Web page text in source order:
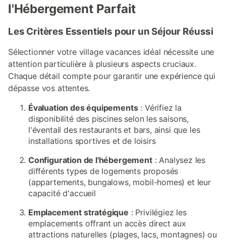
l'Hébergement Parfait
Les Critères Essentiels pour un Séjour Réussi
Sélectionner votre village vacances idéal nécessite une
attention particulière à plusieurs aspects cruciaux.
Chaque détail compte pour garantir une expérience qui
dépasse vos attentes.
Évaluation des équipements: Vérifiez la
disponibilité des piscines selon les saisons,
l'éventail des restaurants et bars, ainsi que les
installations sportives et de loisirs
Configuration de l'hébergement: Analysez les
différents types de logements proposés
(appartements, bungalows, mobil-homes) et leur
capacité d'accueil
Emplacement stratégique : Privilégiez les
emplacements offrant un accès direct aux
attractions naturelles (plages, lacs, montagnes) ou